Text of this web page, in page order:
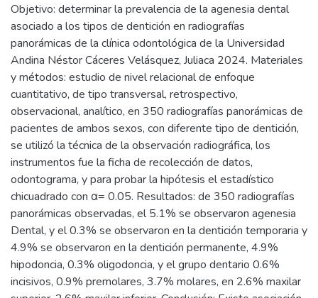
Objetivo: determinar la prevalencia de la agenesia dental
asociado a los tipos de dentición en radiografías
panorámicas de la clínica odontológica de la Universidad
Andina Néstor Cáceres Velásquez, Juliaca 2024. Materiales
y métodos: estudio de nivel relacional de enfoque
cuantitativo, de tipo transversal, retrospectivo,
observacional, analítico, en 350 radiografías panorámicas de
pacientes de ambos sexos, con diferente tipo de dentición,
se utilizó la técnica de la observación radiográfica, los
instrumentos fue la ficha de recolección de datos,
odontograma, y para probar la hipótesis el estadístico
chicuadrado con α= 0.05. Resultados: de 350 radiografías
panorámicas observadas, el 5.1% se observaron agenesia
Dental, y el 0.3% se observaron en la dentición temporaria y
4.9% se observaron en la dentición permanente, 4.9%
hipodoncia, 0.3% oligodoncia, y el grupo dentario 0.6%
incisivos, 0.9% premolares, 3.7% molares, en 2.6% maxilar